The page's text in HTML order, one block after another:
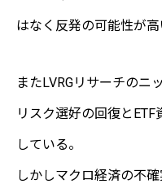
はなく反発の可能性が高
またLVRGリサーチのニ
リスク選好の回復と
している。
しかしマクロ経済の不